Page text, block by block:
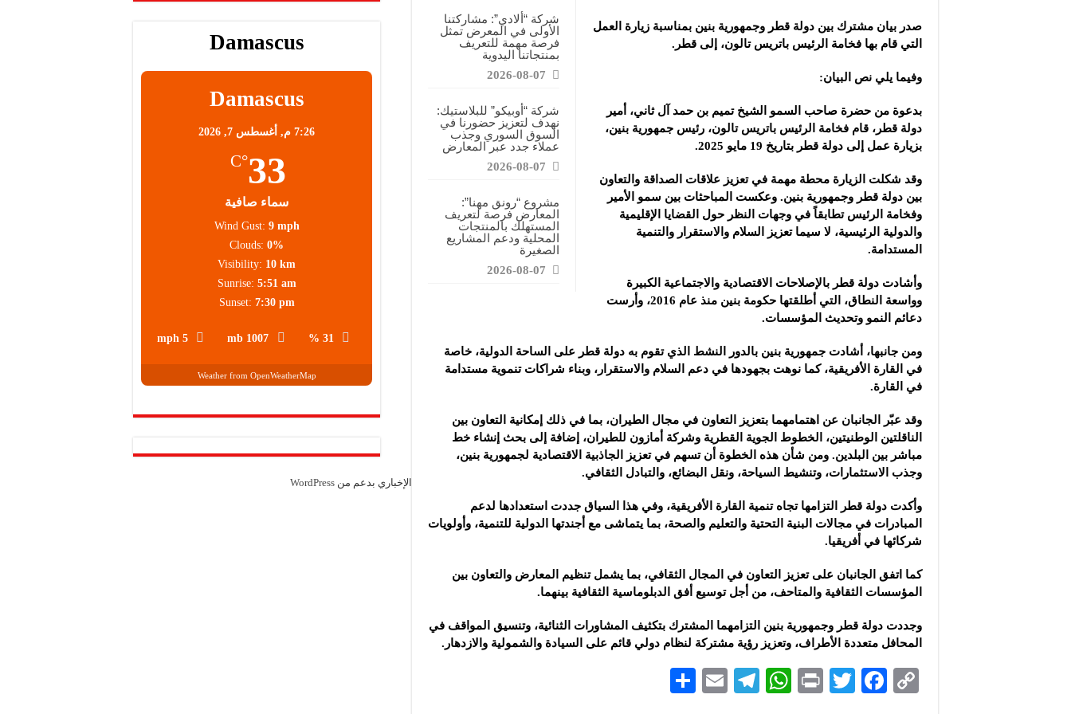
موقع “نيوز بيردز”: مشاركتنا في المعرض تهدف إلى الترويج للموقع وتعزيز حضوره الإعلامي
شركة “قمم الجودة للمعدات الصناعية”: شاركنا بالمعرض لدعم مرحلة إعادة الإعمار في سوريا
شركة “ألادي”: مشاركتنا
الأولى في المعرض تمثل
فرصة مهمة للتعريف
بمنتجاتنا اليدوية
2026-08-07
شركة “أوبيكو” للبلاستيك:
نهدف لتعزيز حضورنا في
السوق السوري وجذب
عملاء جدد عبر المعارض
2026-08-07
مشروع “رونق مهنا”:
المعارض فرصة لتعريف
المستهلك بالمنتجات
المحلية ودعم المشاريع
الصغيرة
2026-08-07
صدر بيان مشترك بين دولة قطر وجمهورية بنين بمناسبة زيارة العمل
التي قام بها فخامة الرئيس باتريس تالون، إلى قطر.
وفيما يلي نص البيان:
بدعوة من حضرة صاحب السمو الشيخ تميم بن حمد آل ثاني، أمير
دولة قطر، قام فخامة الرئيس باتريس تالون، رئيس جمهورية بنين،
بزيارة عمل إلى دولة قطر بتاريخ 19 مايو 2025.
وقد شكلت الزيارة محطة مهمة في تعزيز علاقات الصداقة والتعاون
بين دولة قطر وجمهورية بنين. وعكست المباحثات بين سمو الأمير
وفخامة الرئيس تطابقاً في وجهات النظر حول القضايا الإقليمية
والدولية الرئيسية، لا سيما تعزيز السلام والاستقرار والتنمية
المستدامة.
وأشادت دولة قطر بالإصلاحات الاقتصادية والاجتماعية الكبيرة
وواسعة النطاق، التي أطلقتها حكومة بنين منذ عام 2016، وأرست
دعائم النمو وتحديث المؤسسات.
ومن جانبها، أشادت جمهورية بنين بالدور النشط الذي تقوم به دولة قطر على الساحة الدولية، خاصة
في القارة الأفريقية، كما نوهت بجهودها في دعم السلام والاستقرار، وبناء شراكات تنموية مستدامة
في القارة.
وقد عبّر الجانبان عن اهتمامهما بتعزيز التعاون في مجال الطيران، بما في ذلك إمكانية التعاون بين
الناقلتين الوطنيتين، الخطوط الجوية القطرية وشركة أمازون للطيران، إضافة إلى بحث إنشاء خط
مباشر بين البلدين. ومن شأن هذه الخطوة أن تسهم في تعزيز الجاذبية الاقتصادية لجمهورية بنين،
وجذب الاستثمارات، وتنشيط السياحة، ونقل البضائع، والتبادل الثقافي.
وأكدت دولة قطر التزامها تجاه تنمية القارة الأفريقية، وفي هذا السياق جددت استعدادها لدعم
المبادرات في مجالات البنية التحتية والتعليم والصحة، بما يتماشى مع أجندتها الدولية للتنمية، وأولويات
شركائها في أفريقيا.
كما اتفق الجانبان على تعزيز التعاون في المجال الثقافي، بما يشمل تنظيم المعارض والتعاون بين
المؤسسات الثقافية والمتاحف، من أجل توسيع أفق الدبلوماسية الثقافية بينهما.
وجددت دولة قطر وجمهورية بنين التزامهما المشترك بتكثيف المشاورات الثنائية، وتنسيق المواقف في
المحافل متعددة الأطراف، وتعزيز رؤية مشتركة لنظام دولي قائم على السيادة والشمولية والازدهار.
C
F
T
P
W
Te
E
Damascus
Damascus
7:26 م, أغسطس 7, 2026
33
°C
سماء صافية
31 %
1007 mb
5 mph
Wind Gust: 9 mph
Clouds: 0%
Visibility: 10 km
Sunrise: 5:51 am
Sunset: 7:30 pm
Weather from OpenWeatherMap
الإخباري بدعم من WordPress